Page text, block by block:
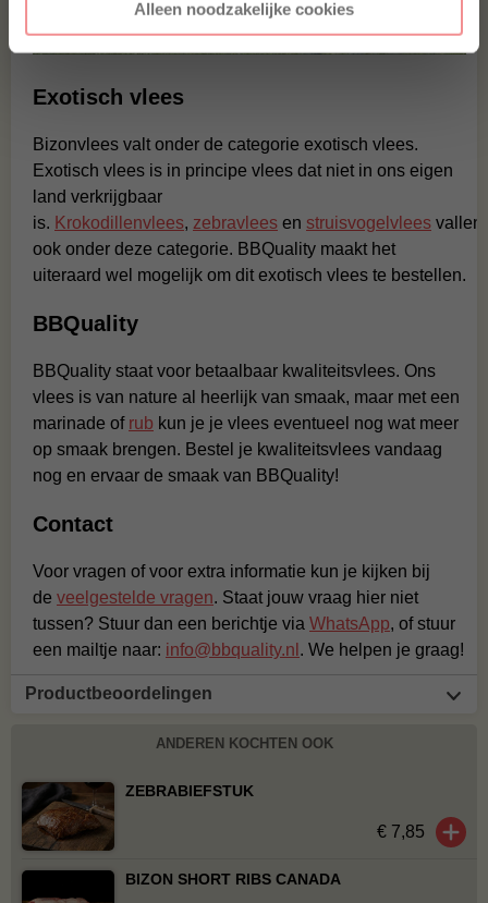
Alleen noodzakelijke cookies
Exotisch vlees
Bizonvlees valt onder de categorie exotisch vlees.
Exotisch vlees is in principe vlees dat niet in ons eigen
land verkrijgbaar
is. Krokodillenvlees, zebravlees en struisvogelvlees vallen
ook onder deze categorie. BBQuality maakt het
uiteraard wel mogelijk om dit exotisch vlees te bestellen.
BBQuality
BBQuality staat voor betaalbaar kwaliteitsvlees. Ons
vlees is van nature al heerlijk van smaak, maar met een
marinade of rub kun je je vlees eventueel nog wat meer
op smaak brengen. Bestel je kwaliteitsvlees vandaag
nog en ervaar de smaak van BBQuality!
Contact
Voor vragen of voor extra informatie kun je kijken bij
de veelgestelde vragen. Staat jouw vraag hier niet
tussen? Stuur dan een berichtje via WhatsApp, of stuur
een mailtje naar: info@bbquality.nl . We helpen je graag!
Productbeoordelingen
ANDEREN KOCHTEN OOK
ZEBRABIEFSTUK
€ 7,85
BIZON SHORT RIBS CANADA